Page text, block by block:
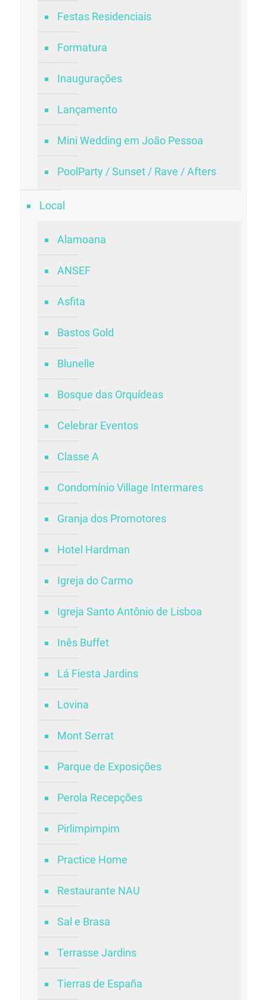
Festas Residenciais
Formatura
Inaugurações
Lançamento
Mini Wedding em João Pessoa
PoolParty / Sunset / Rave / Afters
Local
Alamoana
ANSEF
Asfita
Bastos Gold
Blunelle
Bosque das Orquídeas
Celebrar Eventos
Classe A
Condomínio Village Intermares
Granja dos Promotores
Hotel Hardman
Igreja do Carmo
Igreja Santo Antônio de Lisboa
Inês Buffet
Lá Fiesta Jardins
Lovina
Mont Serrat
Parque de Exposições
Perola Recepções
Pirlimpimpim
Practice Home
Restaurante NAU
Sal e Brasa
Terrasse Jardins
Tierras de España